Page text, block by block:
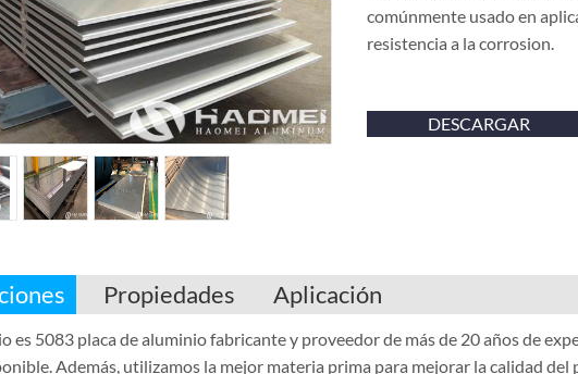
comúnmente usado en
resistencia a la corrosion.
DESCARGAR
Propiedades Aplicación
es 5083 placa de aluminio fabricante y proveedor de más de 20 años de
Además, utilizamos la mejor materia prima para mejorar la calidad